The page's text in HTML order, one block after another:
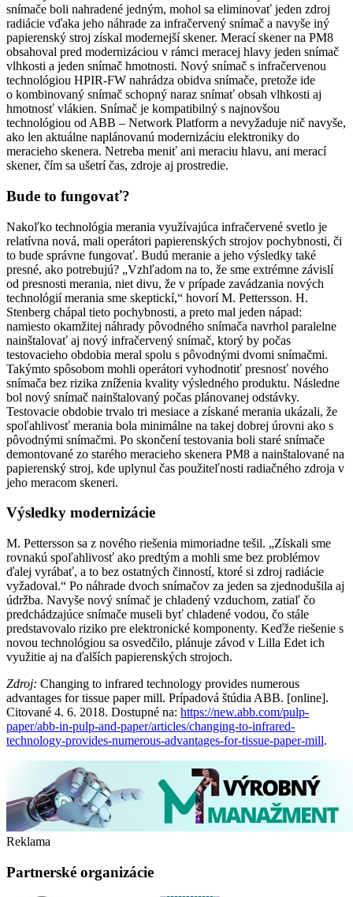
snímače boli nahradené jedným, mohol sa eliminovať jeden zdroj
radiácie vďaka jeho náhrade za infračervený snímač a navyše iný
papierenský stroj získal modernejší skener. Merací skener na PM8
obsahoval pred modernizáciou v rámci meracej hlavy jeden snímač
vlhkosti a jeden snímač hmotnosti. Nový snímač s infračervenou
technológiou HPIR-FW nahrádza obidva snímače, pretože ide
o kombinovaný snímač schopný naraz snímať obsah vlhkosti aj
hmotnosť vlákien. Snímač je kompatibilný s najnovšou
technológiou od ABB – Network Platform a nevyžaduje nič navyše,
ako len aktuál­ne naplánovanú modernizáciu elektroniky do
meracieho skenera. Netreba meniť ani meraciu hlavu, ani merací
skener, čím sa ušetrí čas, zdroje aj prostredie.
Bude to fungovať?
Nakoľko technológia merania využívajúca infračervené svetlo je
relatívna nová, mali operátori papierenských strojov pochybnosti, či
to bude správne fungovať. Budú meranie a jeho výsledky také
presné, ako potrebujú? „Vzhľadom na to, že sme extrémne závislí
od presnosti merania, niet divu, že v prípade zavádzania nových
technológií merania sme skeptickí,“ hovorí M. Pettersson. H.
Stenberg chápal tieto pochybnosti, a preto mal jeden nápad:
namiesto okamžitej náhrady pôvodného snímača navrhol paralelne
nainštalovať aj nový infračervený snímač, ktorý by počas
testovacieho obdobia meral spolu s pôvodnými dvomi snímačmi.
Takýmto spôsobom mohli operátori vyhodnotiť presnosť nového
snímača bez rizika zníženia kvality výsledného produktu. Následne
bol nový snímač nainštalovaný počas plánovanej odstávky.
Testovacie obdobie trvalo tri mesiace a získané merania ukázali, že
spoľahlivosť merania bola minimálne na takej dobrej úrovni ako s
pôvodnými snímačmi. Po skončení testovania boli staré snímače
demontované zo starého meracieho skenera PM8 a nainštalované na
papierenský stroj, kde uplynul čas použiteľnosti radiačného zdroja v
jeho meracom skeneri.
Výsledky modernizácie
M. Pettersson sa z nového riešenia mimoriadne tešil. „Získali sme
rovnakú spoľahlivosť ako predtým a mohli sme bez problémov
ďalej vyrábať, a to bez ostatných činností, ktoré si zdroj radiácie
vyžadoval.“ Po náhrade dvoch snímačov za jeden sa zjednodušila aj
údržba. Navyše nový snímač je chladený vzduchom, zatiaľ čo
predchádzajúce snímače museli byť chladené vodou, čo stále
predstavovalo riziko pre elektronické komponenty. Keďže riešenie s
novou technológiou sa osvedčilo, plánuje závod v Lilla Edet ich
využitie aj na ďalších papierenských strojoch.
Zdroj: Changing to infrared technology provides numerous
advantages for tissue paper mill. Prípadová štúdia ABB. [online].
Citované 4. 6. 2018. Dostupné na: https://new.abb.com/pulp-
paper/abb-in-pulp-and-paper/articles/changing-to-infrared-
technology-provides-numerous-advantages-for-tissue-paper-mill.
Reklama
Partnerské organizácie